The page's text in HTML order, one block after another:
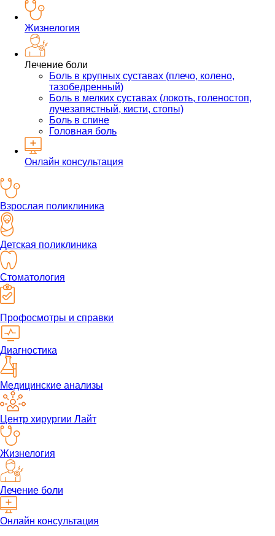
Жизнелогия
Лечение боли
Боль в крупных суставах (плечо, колено,
тазобедренный)
Боль в мелких суставах (локоть, голеностоп,
лучезапястный, кисти, стопы)
Боль в спине
Головная боль
Онлайн консультация
Взрослая поликлиника
Детская поликлиника
Стоматология
Профосмотры и справки
Диагностика
Медицинские анализы
Центр хирургии Лайт
Жизнелогия
Лечение боли
Онлайн консультация